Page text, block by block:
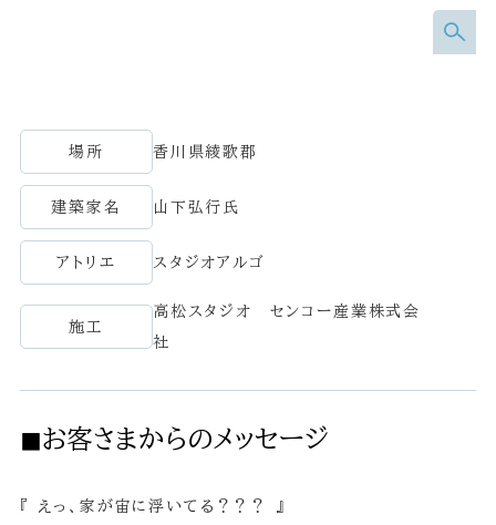
場所 香川県綾歌郡
建築家名 山下弘行氏
アトリエ スタジオアルゴ
施工
高松スタジオ センコー産業株式会
社
◼︎お客さまからのメッセージ
『 えっ、家が宙に浮いてる？？？ 』